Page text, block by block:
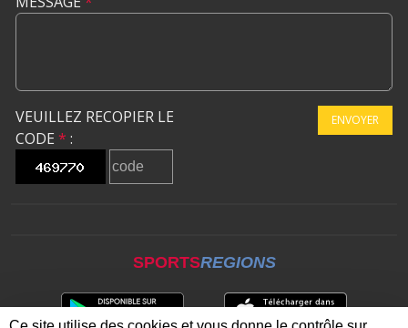
VEUILLEZ RECOPIER LE
CODE * :
ENVOYER
SPORTSREGIONS